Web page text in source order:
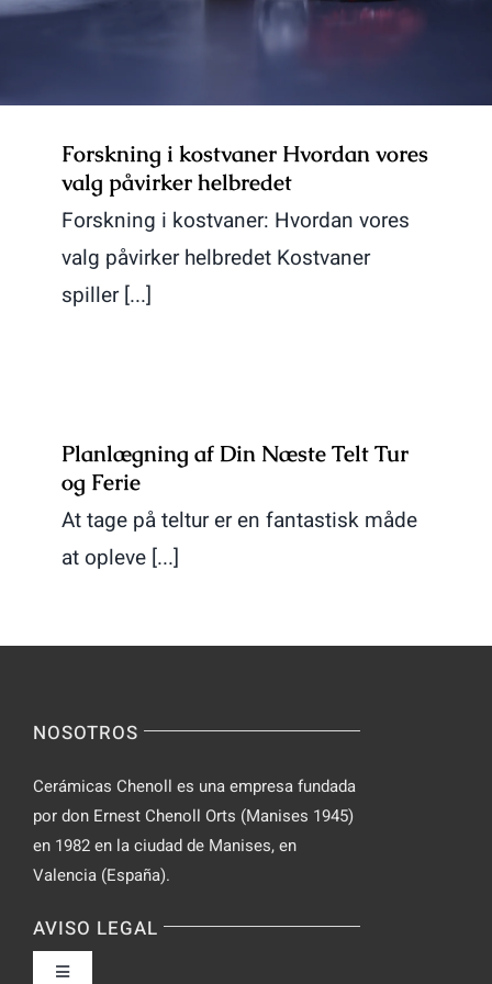
Forskning i kostvaner Hvordan vores
valg påvirker helbredet
Forskning i kostvaner: Hvordan vores
valg påvirker helbredet Kostvaner
spiller [...]
Planlægning af Din Næste Telt Tur
og Ferie
At tage på teltur er en fantastisk måde
at opleve [...]
NOSOTROS
Cerámicas Chenoll es una empresa fundada
por don Ernest Chenoll Orts (Manises 1945)
en 1982 en la ciudad de Manises, en
Valencia (España).
AVISO LEGAL